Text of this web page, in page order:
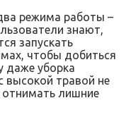
режима работы –
знают,
запускать
чтобы добиться
даже уборка
высокой травой не
отнимать лишние